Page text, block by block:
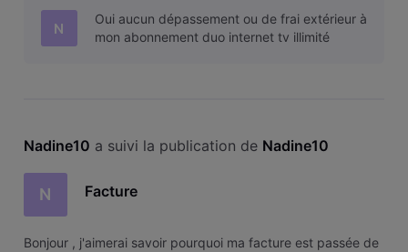
N
Oui aucun dépassement ou de frai extérieur à
mon abonnement duo internet tv illimité
Nadine10 a suivi la publication de Nadine10
N Facture
Bonjour , j'aimerai savoir pourquoi ma facture est passée de